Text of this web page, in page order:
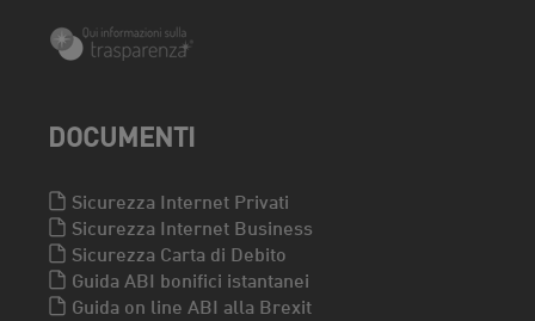
DOCUMENTI
Sicurezza Internet Privati
Sicurezza Internet Business
Sicurezza Carta di Debito
Guida ABI bonifici istantanei
Guida on line ABI alla Brexit